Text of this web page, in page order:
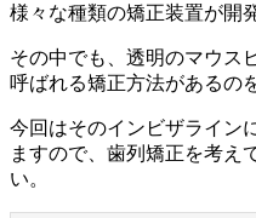
様々な種類の矯正装置が開
その中でも、透明のマウス
呼ばれる矯正方法があるの
今回はそのインビザライン
ますので、歯列矯正を考え
い。